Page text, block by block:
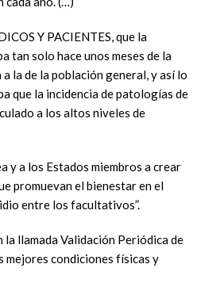
Y PACIENTES, que la
tan solo hace unos meses de la
la de la población general, y así lo
que la incidencia de patologías de
a los altos niveles de
y a los Estados miembros a crear
promuevan el bienestar en el
entre los facultativos”.
llamada Validación Periódica de
mejores condiciones físicas y